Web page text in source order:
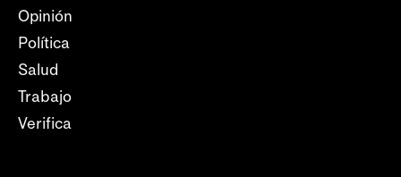
Opinión
Política
Salud
Trabajo
Verifica